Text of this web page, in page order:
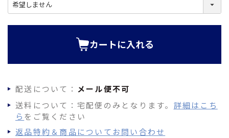
必
カートに入れる
配送について： メール便不可
送料について：宅配便のみとなります。 詳細はこち
ら をご覧ください
返品特約＆商品についてお問い合わせ